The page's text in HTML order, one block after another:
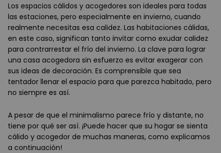
Los espacios cálidos y acogedores son ideales para todas
las estaciones, pero especialmente en invierno, cuando
realmente necesitas esa calidez. Las habitaciones cálidas,
en este caso, significan tanto invitar como exudar calidez
para contrarrestar el frío del invierno. La clave para lograr
una casa acogedora sin esfuerzo es evitar exagerar con
sus ideas de decoración. Es comprensible que sea
tentador llenar el espacio para que parezca habitado, pero
no siempre es así.
A pesar de que el minimalismo parece frío y distante, no
tiene por qué ser así. ¡Puede hacer que su hogar se sienta
cálido y acogedor de muchas maneras, como explicamos
a continuación!